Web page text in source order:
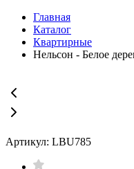
Главная
Каталог
Квартирные
Нельсон - Белое
Артикул: LBU785